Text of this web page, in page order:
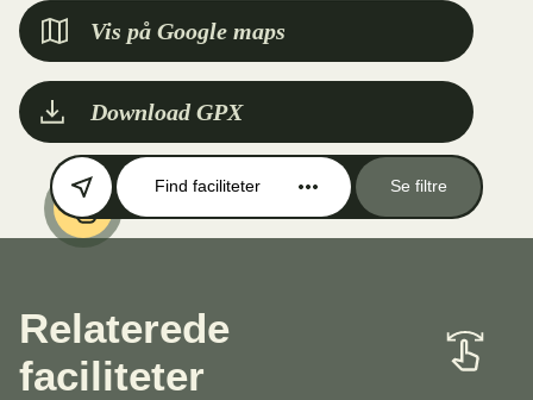
Vis på Google maps
Download GPX
Find faciliteter Se filtre
Relaterede
faciliteter